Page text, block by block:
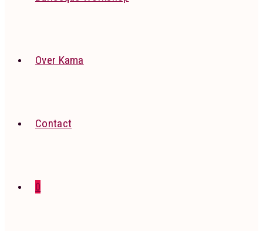
Over Kama
Contact
0